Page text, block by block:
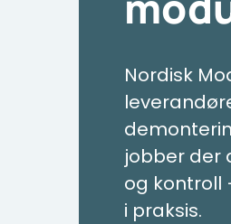
Nordisk
jobber der
og kontroll
i praksis.